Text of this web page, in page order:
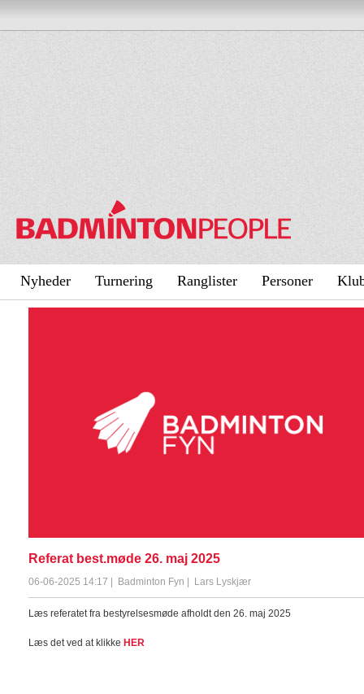
Nyheder Turnering Ranglister Personer
Referat best.møde 26. maj 2025
06-06-2025 14:17 Badminton Fyn Lars Lyskjær
Læs referatet fra bestyrelsesmøde afholdt den 26. maj 2025
Læs det ved at klikke HER